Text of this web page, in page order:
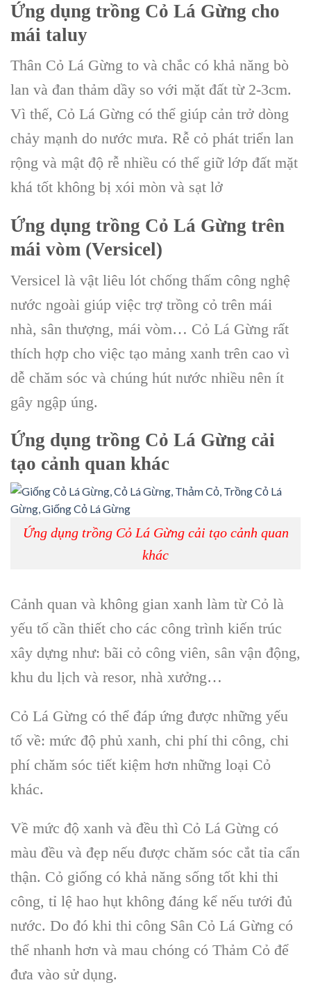
Ứng dụng trồng Cỏ Lá Gừng cho
mái taluy
Thân Cỏ Lá Gừng to và chắc có khả năng bò
lan và đan thảm dầy so với mặt đất từ 2-3cm.
Vì thế, Cỏ Lá Gừng có thể giúp cản trở dòng
chảy mạnh do nước mưa. Rễ cỏ phát triển lan
rộng và mật độ rễ nhiều có thể giữ lớp đất mặt
khá tốt không bị xói mòn và sạt lở
Ứng dụng trồng Cỏ Lá Gừng trên
mái vòm (Versicel)
Versicel là vật liêu lót chống thấm công nghệ
nước ngoài giúp việc trợ trồng cỏ trên mái
nhà, sân thượng, mái vòm… Cỏ Lá Gừng rất
thích hợp cho việc tạo mảng xanh trên cao vì
dễ chăm sóc và chúng hút nước nhiều nên ít
gây ngập úng.
Ứng dụng trồng Cỏ Lá Gừng cải
tạo cảnh quan khác
Ứng dụng trồng Cỏ Lá Gừng cải tạo cảnh quan
khác
Cảnh quan và không gian xanh làm từ Cỏ là
yếu tố cần thiết cho các công trình kiến trúc
xây dựng như: bãi cỏ công viên, sân vận động,
khu du lịch và resor, nhà xưởng…
Cỏ Lá Gừng có thể đáp ứng được những yếu
tố về: mức độ phủ xanh, chi phí thi công, chi
phí chăm sóc tiết kiệm hơn những loại Cỏ
khác.
Về mức độ xanh và đều thì Cỏ Lá Gừng có
màu đều và đẹp nếu được chăm sóc cắt tỉa cẩn
thận. Cỏ giống có khả năng sống tốt khi thi
công, tỉ lệ hao hụt không đáng kể nếu tưới đủ
nước. Do đó khi thi công Sân Cỏ Lá Gừng có
thể nhanh hơn và mau chóng có Thảm Cỏ để
đưa vào sử dụng.